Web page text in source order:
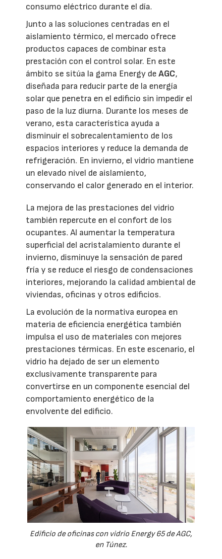
consumo eléctrico durante el día.
Junto a las soluciones centradas en el
aislamiento térmico, el mercado ofrece
productos capaces de combinar esta
prestación con el control solar. En este
ámbito se sitúa la gama Energy de AGC,
diseñada para reducir parte de la energía
solar que penetra en el edificio sin impedir el
paso de la luz diurna. Durante los meses de
verano, esta característica ayuda a
disminuir el sobrecalentamiento de los
espacios interiores y reduce la demanda de
refrigeración. En invierno, el vidrio mantiene
un elevado nivel de aislamiento,
conservando el calor generado en el interior.
La mejora de las prestaciones del vidrio
también repercute en el confort de los
ocupantes. Al aumentar la temperatura
superficial del acristalamiento durante el
invierno, disminuye la sensación de pared
fría y se reduce el riesgo de condensaciones
interiores, mejorando la calidad ambiental de
viviendas, oficinas y otros edificios.
La evolución de la normativa europea en
materia de eficiencia energética también
impulsa el uso de materiales con mejores
prestaciones térmicas. En este escenario, el
vidrio ha dejado de ser un elemento
exclusivamente transparente para
convertirse en un componente esencial del
comportamiento energético de la
envolvente del edificio.
Edificio de oficinas con vidrio Energy 65 de AGC,
en Túnez.